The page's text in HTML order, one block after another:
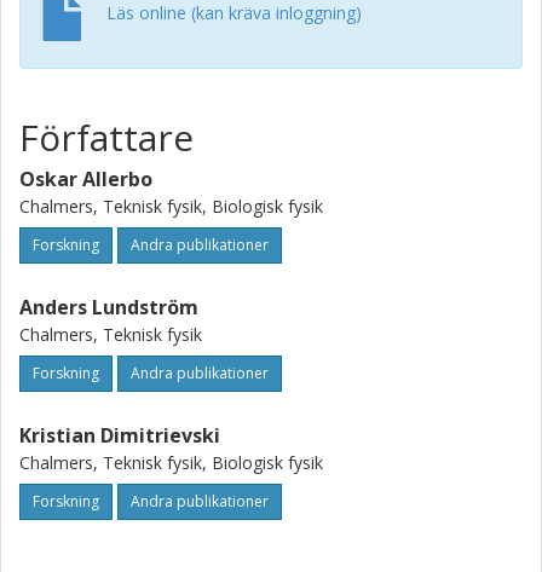
Läs online (kan kräva inloggning)
Författare
Oskar Allerbo
Chalmers, Teknisk fysik, Biologisk fysik
Forskning Andra publikationer
Anders Lundström
Chalmers, Teknisk fysik
Forskning Andra publikationer
Kristian Dimitrievski
Chalmers, Teknisk fysik, Biologisk fysik
Forskning Andra publikationer